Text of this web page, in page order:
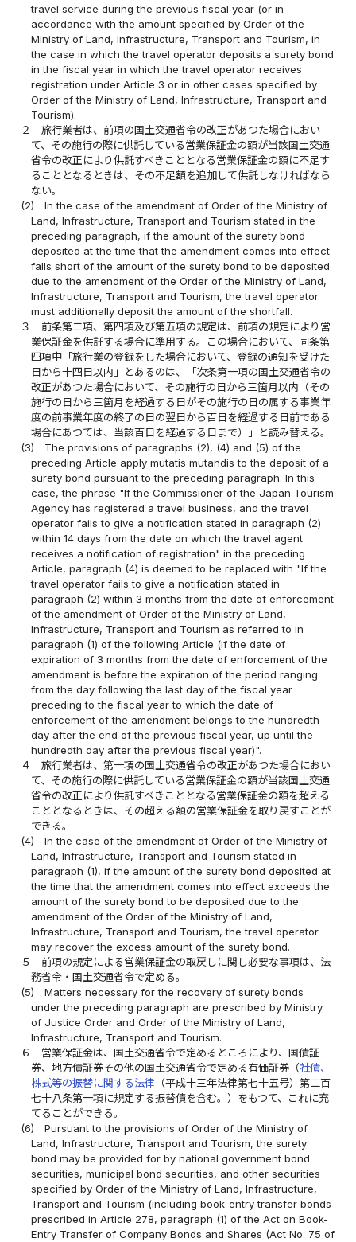
travel service during the previous fiscal year (or in
accordance with the amount specified by Order of the
Ministry of Land, Infrastructure, Transport and Tourism, in
the case in which the travel operator deposits a surety bond
in the fiscal year in which the travel operator receives
registration under Article 3 or in other cases specified by
Order of the Ministry of Land, Infrastructure, Transport and
Tourism).
２
旅行業者は、前項の国土交通省令の改正があつた場合におい
て、その施行の際に供託している営業保証金の額が当該国土交通
省令の改正により供託すべきこととなる営業保証金の額に不足す
ることとなるときは、その不足額を追加して供託しなければなら
ない。
(2)
In the case of the amendment of Order of the Ministry of
Land, Infrastructure, Transport and Tourism stated in the
preceding paragraph, if the amount of the surety bond
deposited at the time that the amendment comes into effect
falls short of the amount of the surety bond to be deposited
due to the amendment of the Order of the Ministry of Land,
Infrastructure, Transport and Tourism, the travel operator
must additionally deposit the amount of the shortfall.
３
前条第二項、第四項及び第五項の規定は、前項の規定により営
業保証金を供託する場合に準用する。この場合において、同条第
四項中「旅行業の登録をした場合において、登録の通知を受けた
日から十四日以内」とあるのは、「次条第一項の国土交通省令の
改正があつた場合において、その施行の日から三箇月以内（その
施行の日から三箇月を経過する日がその施行の日の属する事業年
度の前事業年度の終了の日の翌日から百日を経過する日前である
場合にあつては、当該百日を経過する日まで）」と読み替える。
(3)
The provisions of paragraphs (2), (4) and (5) of the
preceding Article apply mutatis mutandis to the deposit of a
surety bond pursuant to the preceding paragraph. In this
case, the phrase "If the Commissioner of the Japan Tourism
Agency has registered a travel business, and the travel
operator fails to give a notification stated in paragraph (2)
within 14 days from the date on which the travel agent
receives a notification of registration" in the preceding
Article, paragraph (4) is deemed to be replaced with "If the
travel operator fails to give a notification stated in
paragraph (2) within 3 months from the date of enforcement
of the amendment of Order of the Ministry of Land,
Infrastructure, Transport and Tourism as referred to in
paragraph (1) of the following Article (if the date of
expiration of 3 months from the date of enforcement of the
amendment is before the expiration of the period ranging
from the day following the last day of the fiscal year
preceding to the fiscal year to which the date of
enforcement of the amendment belongs to the hundredth
day after the end of the previous fiscal year, up until the
hundredth day after the previous fiscal year)".
４
旅行業者は、第一項の国土交通省令の改正があつた場合におい
て、その施行の際に供託している営業保証金の額が当該国土交通
省令の改正により供託すべきこととなる営業保証金の額を超える
こととなるときは、その超える額の営業保証金を取り戻すことが
できる。
(4)
In the case of the amendment of Order of the Ministry of
Land, Infrastructure, Transport and Tourism stated in
paragraph (1), if the amount of the surety bond deposited at
the time that the amendment comes into effect exceeds the
amount of the surety bond to be deposited due to the
amendment of the Order of the Ministry of Land,
Infrastructure, Transport and Tourism, the travel operator
may recover the excess amount of the surety bond.
５
前項の規定による営業保証金の取戻しに関し必要な事項は、法
務省令・国土交通省令で定める。
(5)
Matters necessary for the recovery of surety bonds
under the preceding paragraph are prescribed by Ministry
of Justice Order and Order of the Ministry of Land,
Infrastructure, Transport and Tourism.
６
営業保証金は、国土交通省令で定めるところにより、国債証
券、地方債証券その他の国土交通省令で定める有価証券（社債、
株式等の振替に関する法律 （平成十三年法律第七十五号）第二百
七十八条第一項に規定する振替債を含む。）をもつて、これに充
てることができる。
(6)
Pursuant to the provisions of Order of the Ministry of
Land, Infrastructure, Transport and Tourism, the surety
bond may be provided for by national government bond
securities, municipal bond securities, and other securities
specified by Order of the Ministry of Land, Infrastructure,
Transport and Tourism (including book-entry transfer bonds
prescribed in Article 278, paragraph (1) of the Act on Book-
Entry Transfer of Company Bonds and Shares (Act No. 75 of